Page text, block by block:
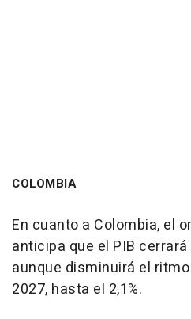
COLOMBIA
En cuanto a Colombia, el
anticipa que el PIB
aunque disminuirá el
2027, hasta el 2,1%.